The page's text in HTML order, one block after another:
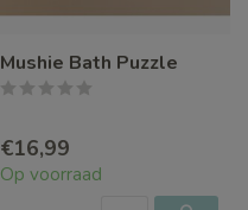
Mushie Bath Puzzle
€16,99
Op voorraad